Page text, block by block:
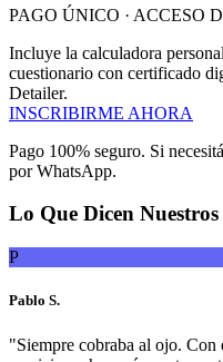
PAGO ÚNICO · ACCESO
Incluye la calculadora
cuestionario con certificado
Detailer.
INSCRIBIRME AHORA
Pago 100% seguro. Si
por WhatsApp.
Lo Que Dicen
P
Pablo S.
"Siempre cobraba al ojo. Con